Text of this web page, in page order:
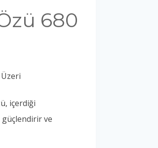
680
içerdiği
güçlendirir ve